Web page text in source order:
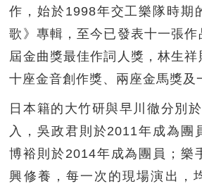
作，始於1998年交工樂隊時期
歌》專輯，至今已發表十一張作
屆金曲獎最佳作詞人獎，林生祥
十座金音創作獎、兩座金馬獎及
日本籍的大竹研與早川徹分別
入，吳政君則於2011年成為團
博裕則於2014年成為團員；樂
興修養，每一次的現場演出，